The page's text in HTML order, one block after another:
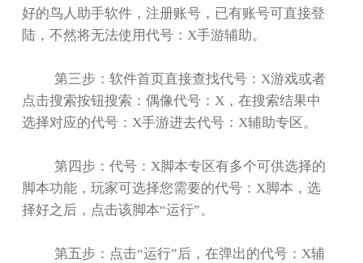
好的鸟人助手软件，注册账号，已有账号可直接登
陆，不然将无法使用代号： X手游辅助。
第三步：软件首页直接查找代号： X游戏或者
点击搜索按钮搜索：偶像代号： X ，在搜索结果中
选择对应的代号： X手游进去代号： X辅助专区。
第四步：代号： X脚本专区有多个可供选择的
脚本功能，玩家可选择您需要的代号： X脚本，选
择好之后，点击该脚本“运行”。
第五步：点击“运行”后，在弹出的代号： X辅